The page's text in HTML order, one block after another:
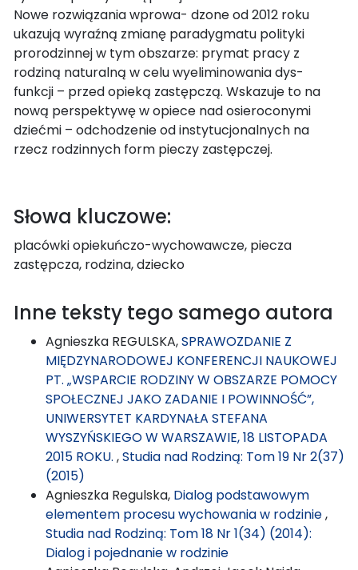
Nowe rozwiązania wprowa- dzone od 2012 roku
ukazują wyraźną zmianę paradygmatu polityki
prorodzinnej w tym obszarze: prymat pracy z
rodziną naturalną w celu wyeliminowania dys-
funkcji – przed opieką zastępczą. Wskazuje to na
nową perspektywę w opiece nad osieroconymi
dziećmi – odchodzenie od instytucjonalnych na
rzecz rodzinnych form pieczy zastępczej.
Słowa kluczowe:
placówki opiekuńczo-wychowawcze, piecza
zastępcza, rodzina, dziecko
Inne teksty tego samego autora
Agnieszka REGULSKA,SPRAWOZDANIE Z
MIĘDZYNARODOWEJ KONFERENCJI NAUKOWEJ
PT. „WSPARCIE RODZINY W OBSZARZE POMOCY
SPOŁECZNEJ JAKO ZADANIE I POWINNOŚĆ”,
UNIWERSYTET KARDYNAŁA STEFANA
WYSZYŃSKIEGO W WARSZAWIE, 18 LISTOPADA
2015 ROKU. ,Studia nad Rodziną: Tom 19 Nr 2(37)
(2015)
Agnieszka Regulska, Dialog podstawowym
elementem procesu wychowania w rodzinie,
Studia nad Rodziną: Tom 18 Nr 1(34) (2014):
Dialog i pojednanie w rodzinie